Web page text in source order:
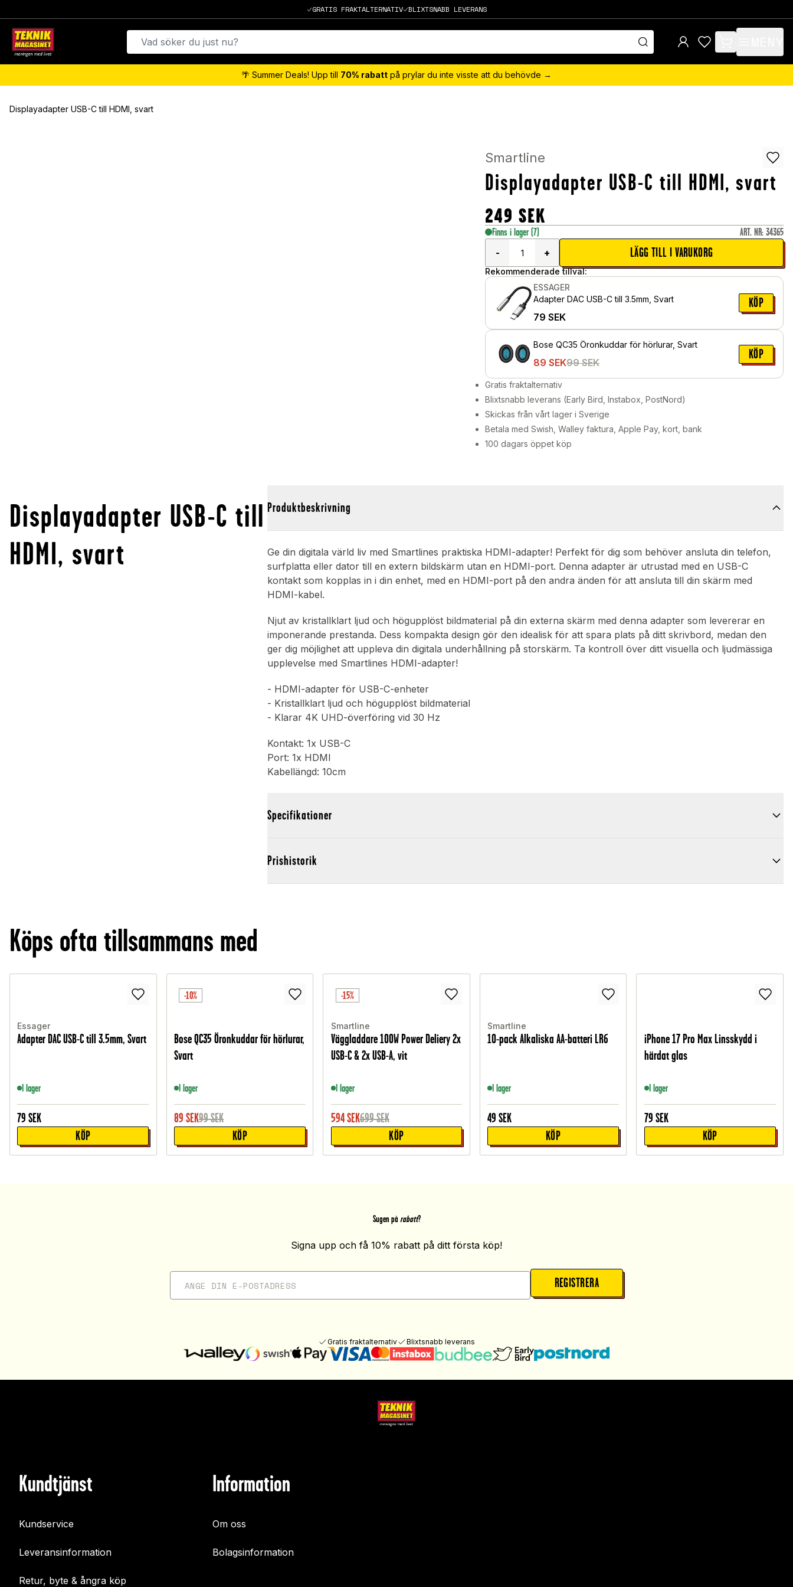
GRATIS FRAKTALTERNATIV BLIXTSNABB LEVERANS
items in cart, view
🌴 Summer Deals! Upp till 70% rabatt på prylar du inte visste att du behövde →
Displayadapter USB-C till HDMI, svart
Smartline
Displayadapter USB-C till HDMI, svart
249 SEK
Finns i lager (7) ART. NR: 34365
-
+ LÄGG TILL I VARUKORG
Rekommenderade tillval:
ESSAGER
Adapter DAC USB-C till 3.5mm, Svart
79 SEK
KÖP
Bose QC35 Öronkuddar för hörlurar, Svart
89 SEK99 SEK
KÖP
Gratis fraktalternativ
Blixtsnabb leverans (Early Bird, Instabox, PostNord)
Skickas från vårt lager i Sverige
Betala med Swish, Walley faktura, Apple Pay, kort, bank
100 dagars öppet köp
Displayadapter USB-C till
HDMI, svart
Produktbeskrivning
Ge din digitala värld liv med Smartlines praktiska HDMI-adapter! Perfekt för dig som behöver ansluta din telefon,
surfplatta eller dator till en extern bildskärm utan en HDMI-port. Denna adapter är utrustad med en USB-C
kontakt som kopplas in i din enhet, med en HDMI-port på den andra änden för att ansluta till din skärm med
HDMI-kabel.
Njut av kristallklart ljud och högupplöst bildmaterial på din externa skärm med denna adapter som levererar en
imponerande prestanda. Dess kompakta design gör den idealisk för att spara plats på ditt skrivbord, medan den
ger dig möjlighet att uppleva din digitala underhållning på storskärm. Ta kontroll över ditt visuella och ljudmässiga
upplevelse med Smartlines HDMI-adapter!
- HDMI-adapter för USB-C-enheter
- Kristallklart ljud och högupplöst bildmaterial
- Klarar 4K UHD-överföring vid 30 Hz
Kontakt: 1x USB-C
Port: 1x HDMI
Kabellängd: 10cm
Specifikationer
Prishistorik
Köps ofta tillsammans med
Essager
Adapter DAC USB-C till 3.5mm, Svart
I lager
79 SEK
KÖP
-10%
Bose QC35 Öronkuddar för hörlurar,
Svart
I lager
89 SEK99SEK
KÖP
-15%
Smartline
Väggladdare 100W Power Deliery 2x
USB-C & 2x USB-A, vit
I lager
594SEK699SEK
KÖP
Smartline
10-pack Alkaliska AA-batteri LR6
I lager
49 SEK
KÖP
iPhone 17 Pro Max Linsskydd i
härdat glas
I lager
79 SEK
KÖP
Sugen på rabatt?
Signa upp och få 10% rabatt på ditt första köp!
REGISTRERA
Gratis fraktalternativ Blixtsnabb leverans
Kundtjänst
Kundservice
Leveransinformation
Retur, byte & ångra köp
Information
Om oss
Bolagsinformation